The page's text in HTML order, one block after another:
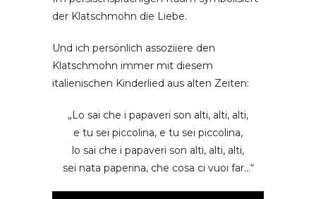
der Klatschmohn die Liebe.
Und ich persönlich assoziiere den
Klatschmohn immer mit diesem
italienischen Kinderlied aus alten Zeiten:
„Lo sai che i papaveri son alti, alti, alti,
e tu sei piccolina, e tu sei piccolina,
lo sai che i papaveri son alti, alti, alti,
sei nata paperina, che cosa ci vuoi far…“